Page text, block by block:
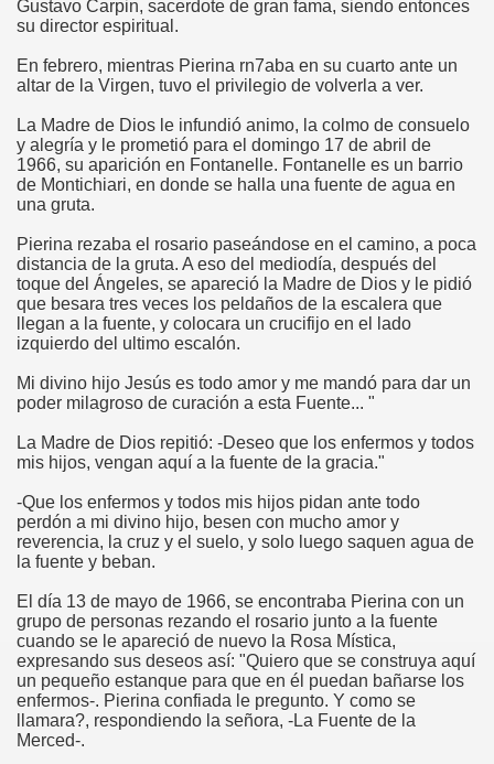
Gustavo Carpin, sacerdote de gran fama, siendo entonces
su director espiritual.
En febrero, mientras Pierina rn7aba en su cuarto ante un
altar de la Virgen, tuvo el privilegio de volverla a ver.
La Madre de Dios le infundió animo, la colmo de consuelo
y alegría y le prometió para el domingo 17 de abril de
1966, su aparición en Fontanelle. Fontanelle es un barrio
de Montichiari, en donde se halla una fuente de agua en
una gruta.
Pierina rezaba el rosario paseándose en el camino, a poca
distancia de la gruta. A eso del mediodía, después del
toque del Ángeles, se apareció la Madre de Dios y le pidió
que besara tres veces los peldaños de la escalera que
llegan a la fuente, y colocara un crucifijo en el lado
izquierdo del ultimo escalón.
Mi divino hijo Jesús es todo amor y me mandó para dar un
poder milagroso de curación a esta Fuente... "
La Madre de Dios repitió: -Deseo que los enfermos y todos
mis hijos, vengan aquí a la fuente de la gracia."
-Que los enfermos y todos mis hijos pidan ante todo
perdón a mi divino hijo, besen con mucho amor y
reverencia, la cruz y el suelo, y solo luego saquen agua de
la fuente y beban.
El día 13 de mayo de 1966, se encontraba Pierina con un
grupo de personas rezando el rosario junto a la fuente
cuando se le apareció de nuevo la Rosa Mística,
expresando sus deseos así: "Quiero que se construya aquí
un pequeño estanque para que en él puedan bañarse los
enfermos-. Pierina confiada le pregunto. Y como se
llamara?, respondiendo la señora, -La Fuente de la
Merced-.
María Stma. de la Amargura
Sevilla